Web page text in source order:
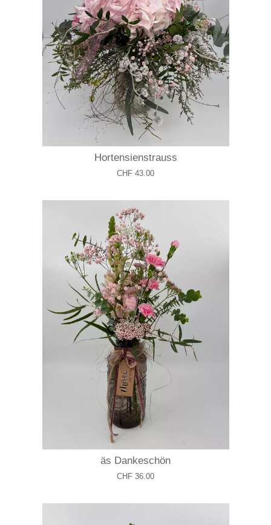
Hortensienstrauss
CHF 43.00
äs Dankeschön
CHF 36.00